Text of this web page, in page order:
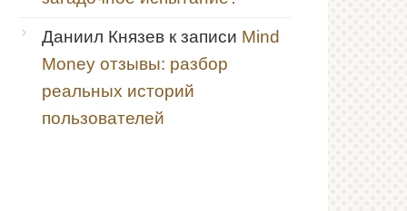
Даниил Князев к записи Mind
Money отзывы: разбор
реальных историй
пользователей